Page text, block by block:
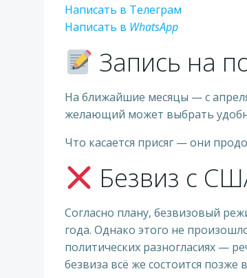
Написать в Телеграм
Написать в WhatsApp
Запись на
На ближайшие месяцы — с
желающий может выбрать
Что касается присяг — они
Безвиз с
Согласно плану, безвизовый
года. Однако этого не
политических разногласиях —
безвиза всё же состоится позже